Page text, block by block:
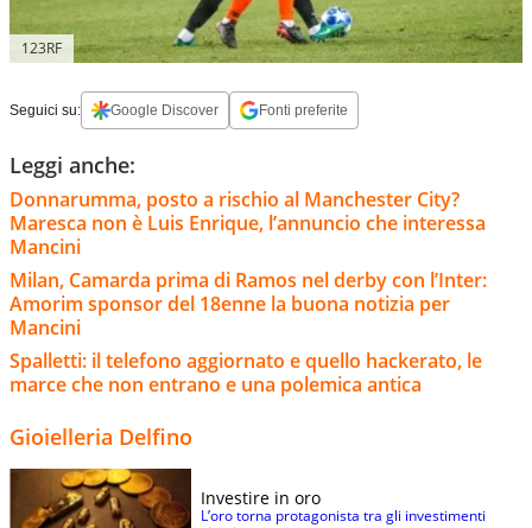
123RF
Seguici su: Google Discover Fonti preferite
Leggi anche:
Donnarumma, posto a rischio al Manchester City?
Maresca non è Luis Enrique, l’annuncio che interessa
Mancini
Milan, Camarda prima di Ramos nel derby con l’Inter:
Amorim sponsor del 18enne la buona notizia per
Mancini
Spalletti: il telefono aggiornato e quello hackerato, le
marce che non entrano e una polemica antica
Gioielleria Delfino
Investire in oro
L’oro torna protagonista tra gli investimenti